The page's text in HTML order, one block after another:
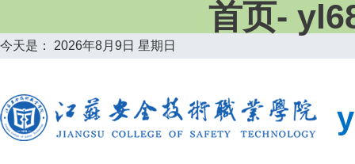
首页-
今天是： 2026年8月9日 星期日